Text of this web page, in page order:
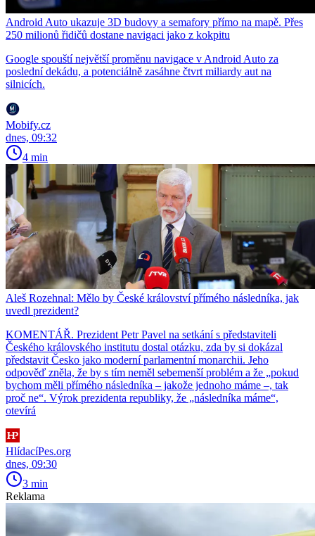
Android Auto ukazuje 3D budovy a semafory přímo na mapě. Přes
250 milionů řidičů dostane navigaci jako z kokpitu
Google spouští největší proměnu navigace v Android Auto za
poslední dekádu, a potenciálně zasáhne čtvrt miliardy aut na
silnicích.
Mobify.cz
dnes, 09:32
4 min
Aleš Rozehnal: Mělo by České království přímého následníka, jak
uvedl prezident?
KOMENTÁŘ. Prezident Petr Pavel na setkání s představiteli
Českého královského institutu dostal otázku, zda by si dokázal
představit Česko jako moderní parlamentní monarchii. Jeho
odpověď zněla, že by s tím neměl sebemenší problém a že „pokud
bychom měli přímého následníka – jakože jednoho máme –, tak
proč ne“. Výrok prezidenta republiky, že „následníka máme“,
otevírá
HlídacíPes.org
dnes, 09:30
3 min
Reklama